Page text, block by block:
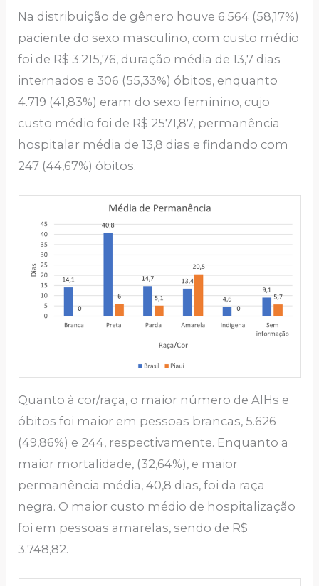
Na distribuição de gênero houve 6.564 (58,17%)
paciente do sexo masculino, com custo médio
foi de R$ 3.215,76, duração média de 13,7 dias
internados e 306 (55,33%) óbitos, enquanto
4.719 (41,83%) eram do sexo feminino, cujo
custo médio foi de R$ 2571,87, permanência
hospitalar média de 13,8 dias e findando com
247 (44,67%) óbitos.
Quanto à cor/raça, o maior número de AIHs e
óbitos foi maior em pessoas brancas, 5.626
(49,86%) e 244, respectivamente. Enquanto a
maior mortalidade, (32,64%), e maior
permanência média, 40,8 dias, foi da raça
negra. O maior custo médio de hospitalização
foi em pessoas amarelas, sendo de R$
3.748,82.